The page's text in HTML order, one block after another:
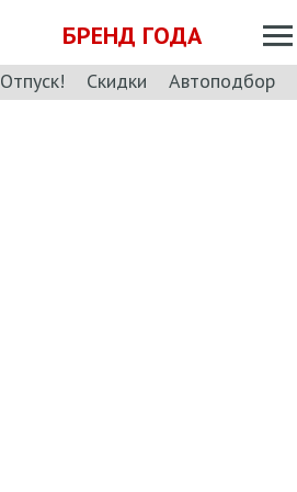
БРЕНД ГОДА
Отпуск! Скидки Автоподбор